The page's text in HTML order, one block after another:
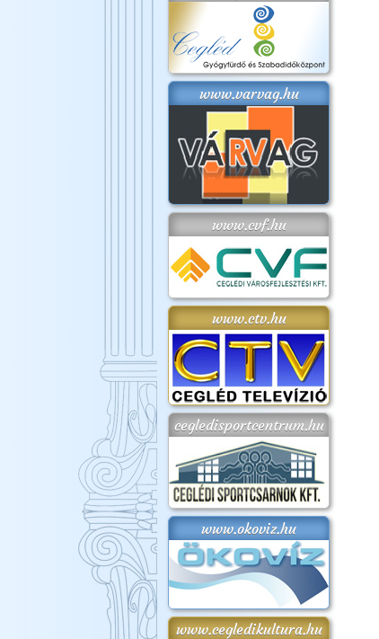
www.varvag.hu
www.cvf.hu
www.ctv.hu
cegledisportcentrum.hu
www.okoviz.hu
www.cegledikultura.hu